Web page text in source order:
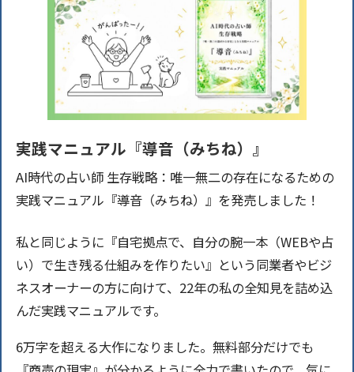
実践マニュアル『導音（みちね）』
AI時代の占い師 生存戦略：唯一無二の存在になるための
実践マニュアル『導音（みちね）』を発売しました！
私と同じように『自宅拠点で、自分の腕一本（WEBや占
い）で生き残る仕組みを作りたい』という同業者やビジ
ネスオーナーの方に向けて、22年の私の全知見を詰め込
んだ実践マニュアルです。
6万字を超える大作になりました。無料部分だけでも